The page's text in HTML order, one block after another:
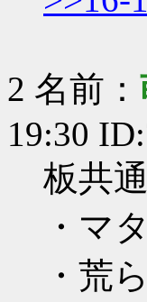
2 名前：
19:30
板共
・マ
・荒